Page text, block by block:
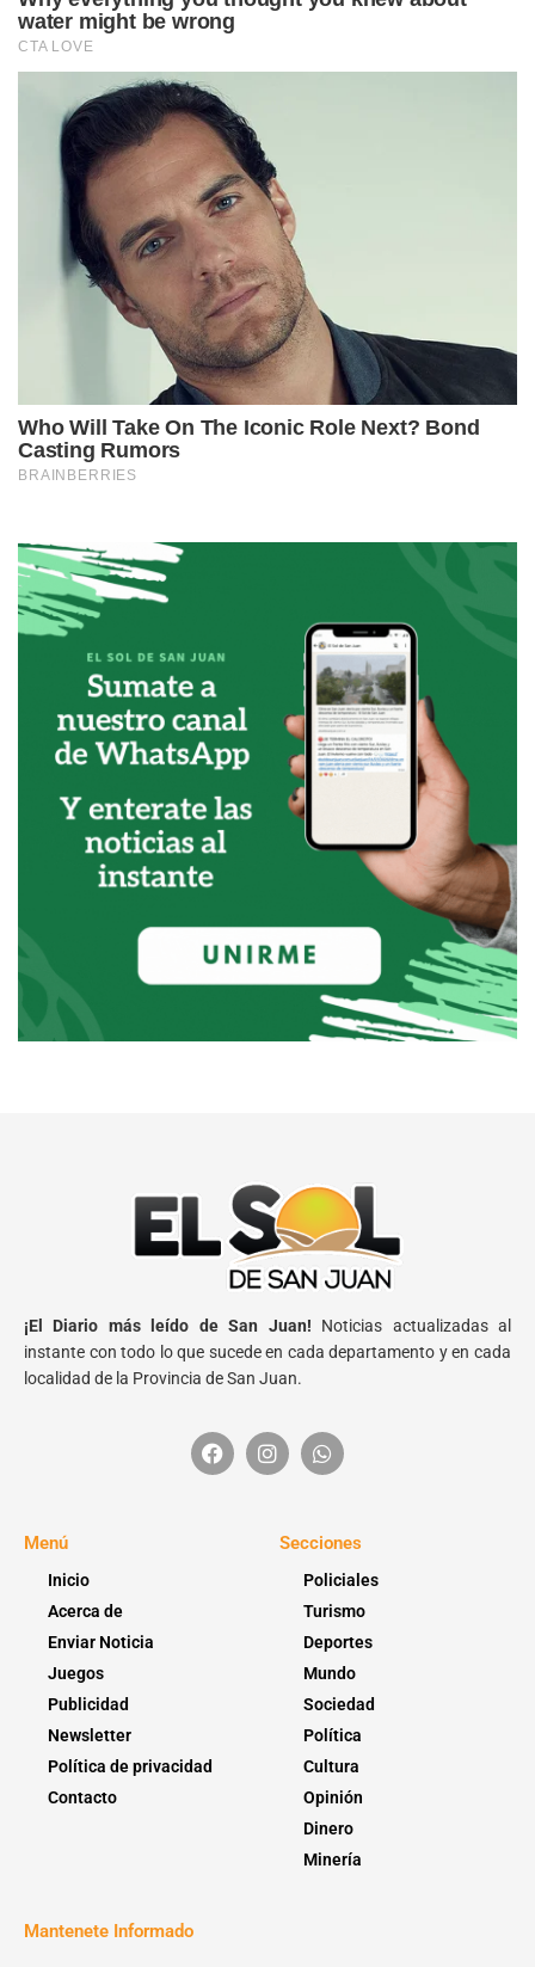
¡El Diario más leído de San Juan! Noticias actualizadas al
instante con todo lo que sucede en cada departamento y en cada
localidad de la Provincia de San Juan.
Menú
Inicio
Acerca de
Enviar Noticia
Juegos
Publicidad
Newsletter
Política de privacidad
Contacto
Secciones
Policiales
Turismo
Deportes
Mundo
Sociedad
Política
Cultura
Opinión
Dinero
Minería
Mantenete Informado